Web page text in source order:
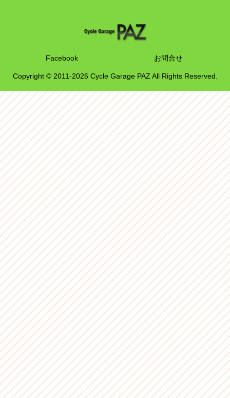
Facebook お問合せ
Copyright © 2011-2026 Cycle Garage PAZ All Rights Reserved.